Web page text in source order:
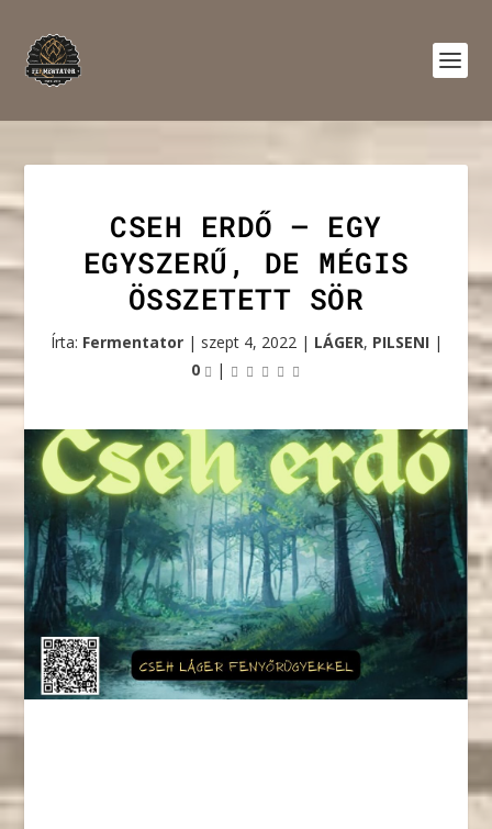
CSEH ERDŐ – EGY
EGYSZERŰ, DE MÉGIS
ÖSSZETETT SÖR
Írta: Fermentator| szept 4, 2022| LÁGER, PILSENI|
0
|